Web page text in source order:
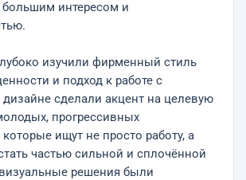
интересом и
изучили фирменный стиль
и подход к работе с
сделали акцент на целевую
прогрессивных
ищут не просто работу, а
частью сильной и сплочённой
решения были